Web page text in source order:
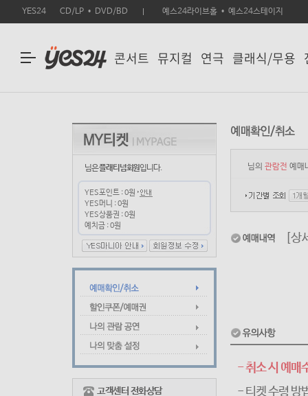
YES24 CD/LP DVD/BD 예스24라이브홀 예스24스테이지
콘서트 뮤지컬 연극 클래식/무용
님은플래티넘회원입니다.
YES포인트 :0원
YES머니 :0원
YES상품권 :0원
예치금 :0원
고객센터 전화상담
님의 관람전 예매
[상
- 취소 시 예매
- 티켓 수령 방